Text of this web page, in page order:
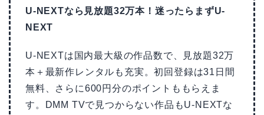
U-NEXTなら見放題32万本！迷ったらまずU-
NEXT
U-NEXTは国内最大級の作品数で、見放題32万
本＋最新作レンタルも充実。初回登録は31日間
無料、さらに600円分のポイントももらえま
す。DMM TVで見つからない作品もU-NEXTな